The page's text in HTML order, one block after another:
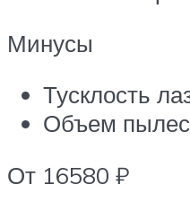
Минусы
Тусклость
Объем
От 16580 ₽